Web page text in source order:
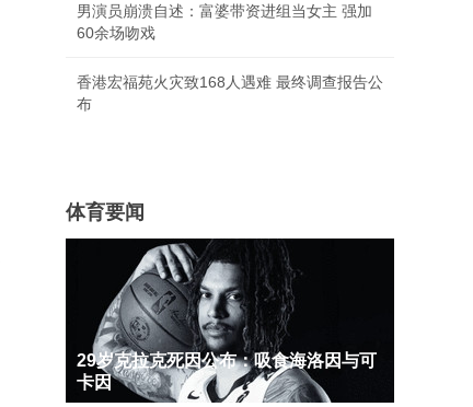
男演员崩溃自述：富婆带资进组当女主 强加
60余场吻戏
香港宏福苑火灾致168人遇难 最终调查报告公
布
体育要闻
29岁克拉克死因公布：吸食海洛因与可
卡因